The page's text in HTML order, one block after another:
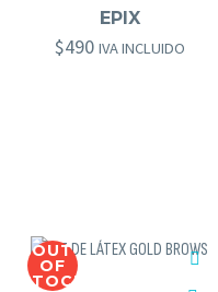
con5.00de
5
EPIX
$490 IVA INCLUIDO
OUT
OF
STOCK